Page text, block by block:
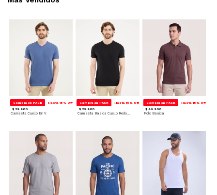
Compra en PACK Hasta 15% Off
$ 29.900
Camiseta Cuello En V
Compra en PACK Hasta 15% Off
$ 29.900
Camiseta Basica Cuello Redondo
Compra en PACK Hasta 15% Off
$ 49.900
Polo Basica